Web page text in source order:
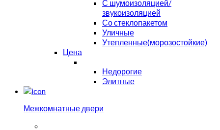
С шумоизоляцией/
звукоизоляцией
Со стеклопакетом
Уличные
Утепленные(морозостойкие)
Цена
Недорогие
Элитные
Межкомнатные двери